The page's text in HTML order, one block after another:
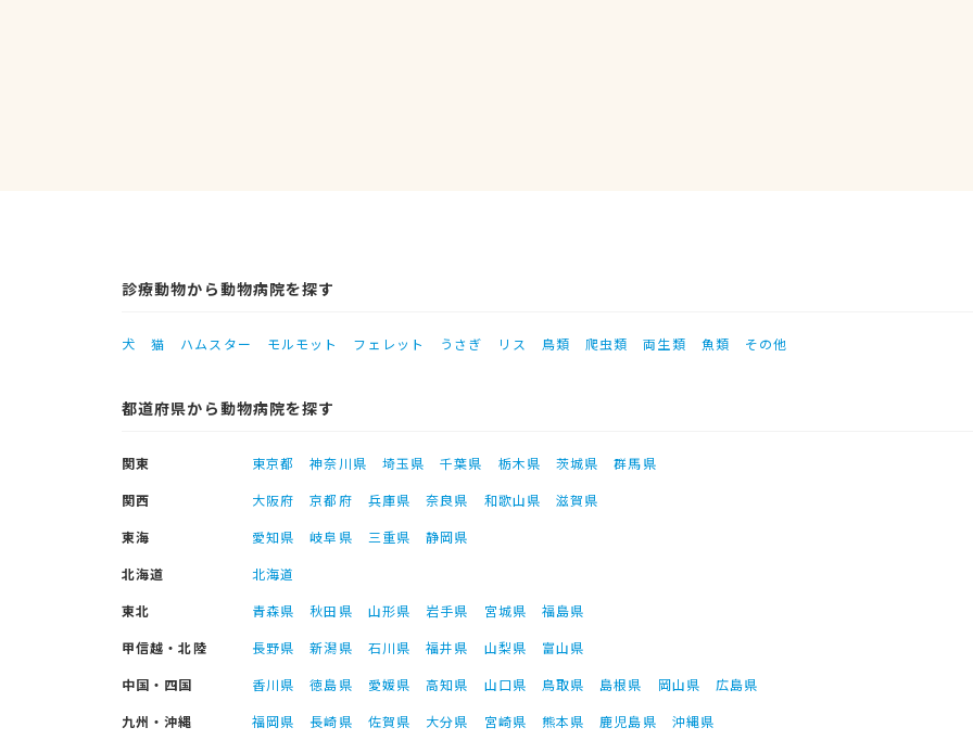
診療動物から動物病院を探す
犬 猫 ハムスター モルモット フェレット うさぎ リス 鳥類 爬虫類 両生類 魚類 その他
都道府県から動物病院を探す
関東 東京都 神奈川県 埼玉県 千葉県 栃木県 茨城県
群馬県
関西
大阪府 京都府 兵庫県 奈良県 和歌山県
滋賀県
東海
愛知県 岐阜県 三重県
静岡県
北海道
北海道
東北
青森県 秋田県 山形県 岩手県 宮城県
福島県
甲信越・北陸
長野県 新潟県 石川県 福井県 山梨県
富山県
中国・四国
香川県 徳島県 愛媛県 高知県 山口県 鳥取県 島根県 岡山県
広島県
九州・沖縄
福岡県 長崎県 佐賀県 大分県 宮崎県 熊本県 鹿児島県 沖縄県